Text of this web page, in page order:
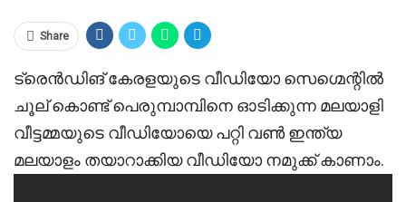
Share
ട്രെൻഡിങ് കേരളയുടെ വീഡിയോ സെഗ്മെന്റിൽ
ചൂല് കൊണ്ട് പെരുമ്പാമ്പിനെ ഓടിക്കുന്ന മലയാളി
വീട്ടമ്മയുടെ വീഡിയോയെ പറ്റി വൺ ഇന്ത്യ
മലയാളം തയാറാക്കിയ വീഡിയോ നമുക്ക് കാണാം.